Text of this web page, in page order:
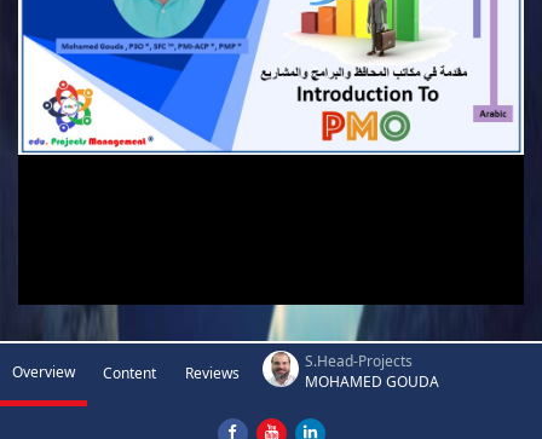
Overview Content Reviews
S.Head-Projects
MOHAMED GOUDA